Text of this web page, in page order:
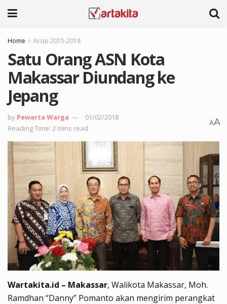
Home Arsip 2015-2018
Satu Orang ASN Kota
Makassar Diundang ke
Jepang
by Pewarta Warga
01/02/2018
Reading Time: 2 mins read
AA
Wartakita.id – Makassar, Walikota Makassar, Moh.
Ramdhan “Danny” Pomanto akan mengirim perangkat